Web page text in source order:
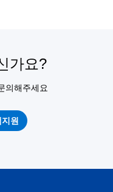
가요?
의해주세요
원